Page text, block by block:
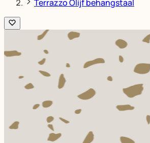
Terrazzo Olijf behangstaal